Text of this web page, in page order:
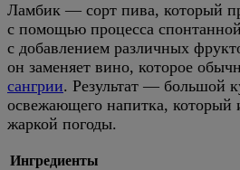
Ламбик — сорт пива, который
с помощью процесса
с добавлением различных
он заменяет вино, которое
сангрии. Результат — большой
освежающего напитка, который
жаркой погоды.
Ингредиенты